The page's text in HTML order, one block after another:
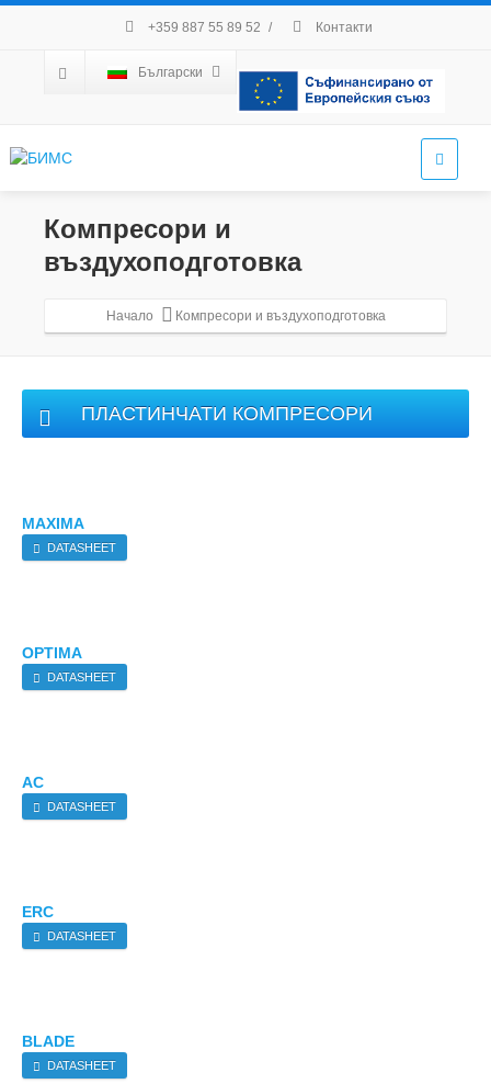
+359 887 55 89 52 / Контакти
Български
Компресори и
въздухоподготовка
Начало Компресори и въздухоподготовка
ПЛАСТИНЧАТИ КОМПРЕСОРИ
MAXIMA
DATASHEET
OPTIMA
DATASHEET
AC
DATASHEET
ERC
DATASHEET
BLADE
DATASHEET